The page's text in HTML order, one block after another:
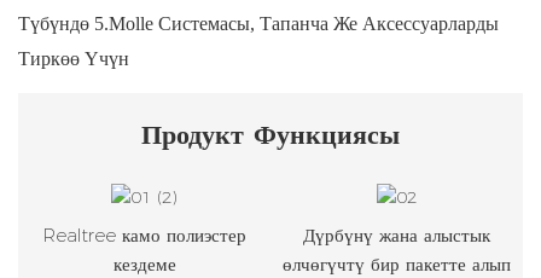
Түбүндө 5.Molle Системасы, Тапанча Же Аксессуарларды
Тиркөө Үчүн
Продукт Функциясы
Realtree камо полиэстер
кездеме
Дүрбүнү жана алыстык
өлчөгүчтү бир пакетте алып